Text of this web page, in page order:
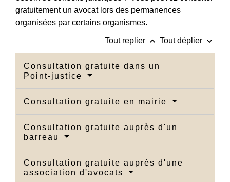
gratuitement un avocat lors des permanences
organisées par certains organismes.
Tout replier keyboard_arrow_up Tout déplier keyboard_arrow_down
Consultation gratuite dans un
Point-justice
Consultation gratuite en mairie
Consultation gratuite auprès d'un
barreau
Consultation gratuite auprès d'une
association d'avocats